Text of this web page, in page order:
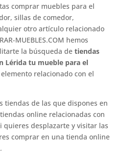
comprar muebles para el
sillas de comedor,
otro artículo relacionado
MUEBLES.COM hemos
la búsqueda detiendas
Lérida tu mueble para el
relacionado con el
tiendas de las que dispones en
online relacionadas con
quieres desplazarte y visitar las
comprar en una tienda online